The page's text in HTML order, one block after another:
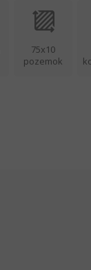
75x10
pozemok